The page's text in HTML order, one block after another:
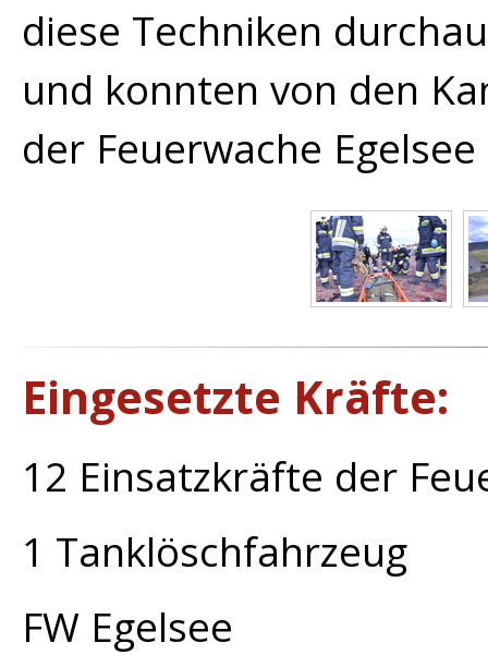
diese Techniken
und konnten von den
der Feuerwache
Eingesetzte Kräfte:
12 Einsatzkräfte der
1 Tanklöschfahrzeug
FW Egelsee